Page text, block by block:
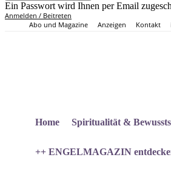
Ein Passwort wird Ihnen per Email
Anmelden / Beitreten
Abo und Magazine
Anzeigen Kontakt
Home Spiritualität &
++ ENGELMAGAZIN